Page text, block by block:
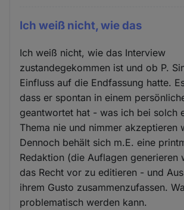
Ich weiß nicht, wie das
Ich weiß nicht, wie das Interview
zustandegekommen ist und ob P.
Einfluss auf die Endfassung hatte.
dass er spontan in einem
geantwortet hat - was ich bei solch
Thema nie und nimmer akzeptieren
Dennoch behält sich m.E. eine
Redaktion (die Auflagen generieren
das Recht vor zu editieren - und
ihrem Gusto zusammenzufassen.
problematisch werden kann.